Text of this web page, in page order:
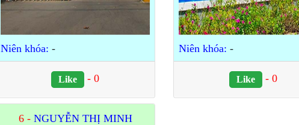
Niên khóa: -
Like - 0
Niên khóa: -
Like - 0
6 - NGUYỄN THỊ MINH